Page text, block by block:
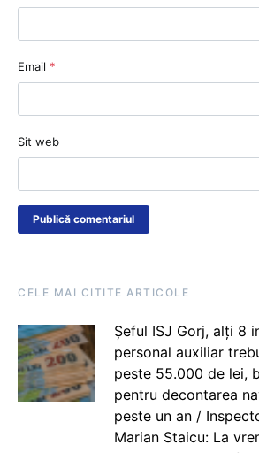
Email *
Sit web
CELE MAI CITITE ARTICOLE
Șeful ISJ Gorj, alți 8
personal auxiliar
peste 55.000 de lei,
pentru decontarea
peste un an /
Marian Staicu: La